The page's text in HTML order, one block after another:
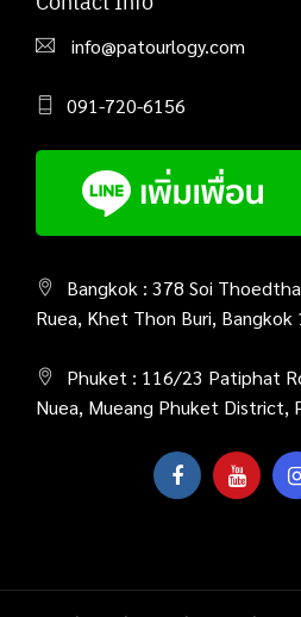
info@patourlogy.com
091-720-6156
Bangkok : 378 Soi
Ruea, Khet Thon Buri,
Phuket : 116/23 Patiphat
Nuea, Mueang Phuket District,